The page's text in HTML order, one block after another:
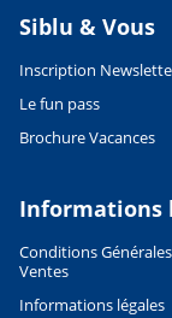
Siblu & Vous
Inscription
Le fun pass
Brochure Vacances
Informations
Conditions
Ventes
Informations légales